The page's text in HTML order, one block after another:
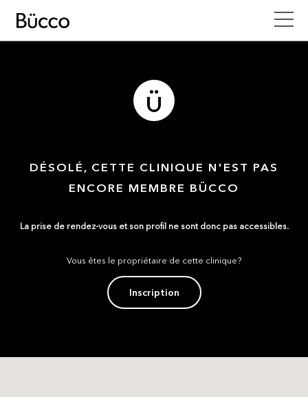
DÉSOLÉ, CETTE CLINIQUE N'EST PAS
ENCORE MEMBRE BÜCCO
La prise de rendez-vous et son profil ne sont donc pas accessibles.
Vous êtes le propriétaire de cette clinique?
Inscription